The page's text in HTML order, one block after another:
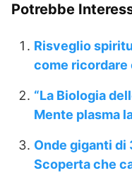
Potrebbe
Risveglio
come ricordare
“La Biologia
Mente plasma
Onde giganti di
Scoperta che